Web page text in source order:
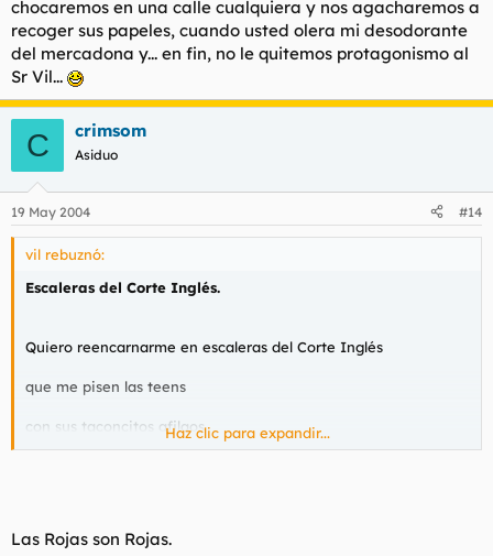
chocaremos en una calle cualquiera y nos agacharemos a
recoger sus papeles, cuando usted olera mi desodorante
del mercadona y... en fin, no le quitemos protagonismo al
Sr Vil...
C crimsom
Asiduo
19 May 2004 #14
vil rebuznó:
Escaleras del Corte Inglés.
Quiero reencarnarme en escaleras del Corte Inglés
que me pisen las teens
con sus taconcitos afilaos
Quiero dar vueltas y vueltas
Haz clic para expandir...
Las Rojas son Rojas.